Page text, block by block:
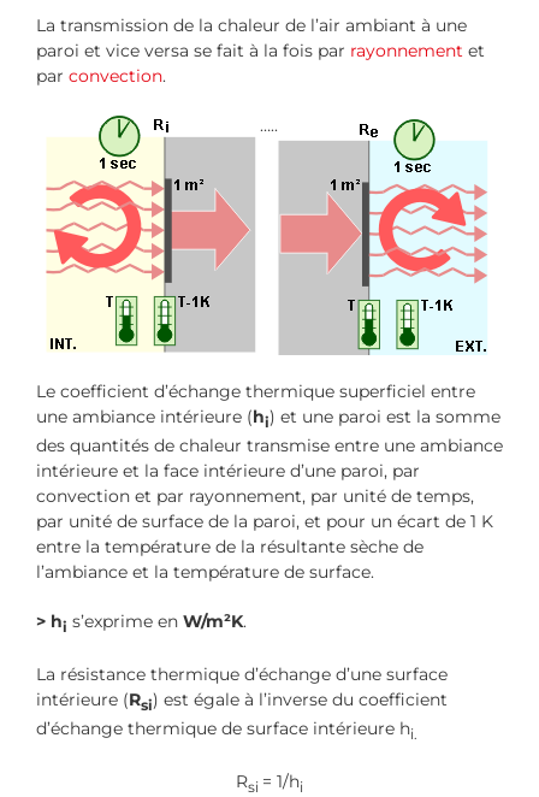
La transmission de la chaleur de l’air ambiant à une
paroi et vice versa se fait à la fois par rayonnement et
par convection.
…..
Le coefficient d’échange thermique superficiel entre
une ambiance intérieure (hi) et une paroi est la somme
des quantités de chaleur transmise entre une ambiance
intérieure et la face intérieure d’une paroi, par
convection et par rayonnement, par unité de temps,
par unité de surface de la paroi, et pour un écart de 1 K
entre la température de la résultante sèche de
l’ambiance et la température de surface.
> hi s’exprime en W/m²K.
La résistance thermique d’échange d’une surface
intérieure (Rsi) est égale à l’inverse du coefficient
d’échange thermique de surface intérieure hi.
Rsi = 1/hi